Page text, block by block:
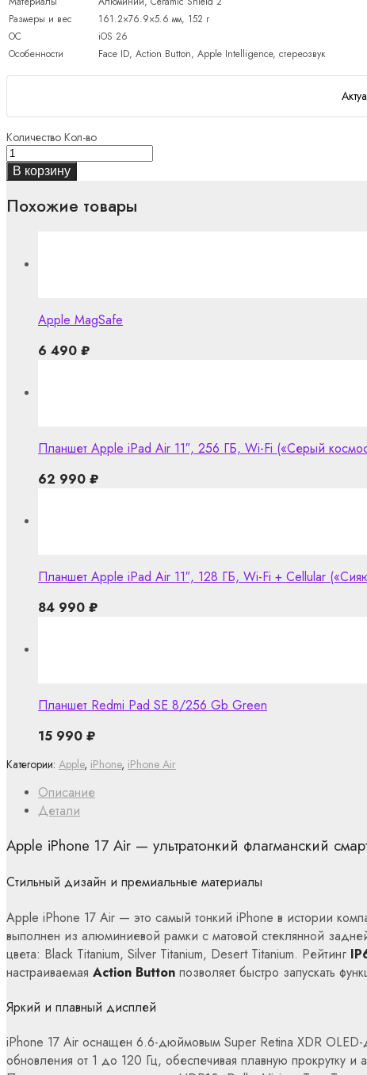
Размеры и вес
161.2×76.9×5.6 мм, 152 г
ОС
iOS 26
Особенности
Face ID, Action Button, Apple Intelligence, стереозвук
Количество Кол-во
В корзину
Описание
Детали
Apple iPhone 17 Air — ультратонкий флагманский
Стильный дизайн и премиальные материалы
Apple iPhone 17 Air — это самый тонкий iPhone в истории
выполнен из алюминиевой рамки с матовой стеклянной
цвета: Black Titanium, Silver Titanium, Desert Titanium. Рейтинг
настраиваемая Action Button позволяет быстро запускать
Яркий и плавный дисплей
iPhone 17 Air оснащен 6.6-дюймовым Super Retina XDR
обновления от 1 до 120 Гц, обеспечивая плавную прокрутку
Категории: Apple, iPhone, iPhone Air
Похожие товары
Apple MagSafe
6 490 ₽
Планшет Apple iPad Air 11″, 256 ГБ, Wi-Fi («Серый
62 990 ₽
Планшет Apple iPad Air 11″, 128 ГБ, Wi-Fi + Cellular
84 990 ₽
Планшет Redmi Pad SE 8/256 Gb Green
15 990 ₽